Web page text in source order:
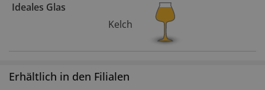
Ideales Glas
Kelch
Erhältlich in den Filialen